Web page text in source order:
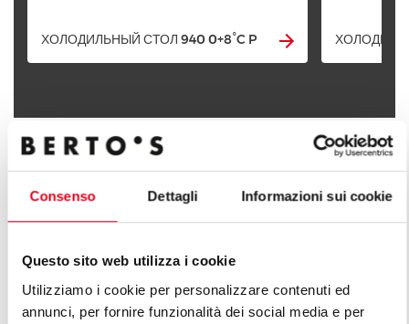
Consenso Dettagli Informazioni sui cookie
Questo sito web utilizza i cookie
Utilizziamo i cookie per personalizzare contenuti ed
annunci, per fornire funzionalità dei social media e per
ХОЛОДИЛЬНЫЙ СТОЛ 940 0+8°C P
ОТКРОЙ ДЛЯ СЕБЯ ВСЕ ЛИНЕЙКИ